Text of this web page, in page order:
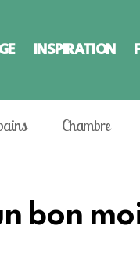
INSPIRATION
Chambre
bon